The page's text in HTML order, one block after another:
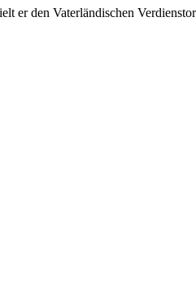
er den Vaterländischen